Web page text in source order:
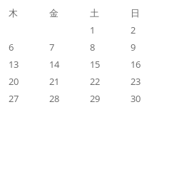
木 金 土
日
1
2
6 7 8
9
13 14 15
16
20 21 22
23
27 28 29
30